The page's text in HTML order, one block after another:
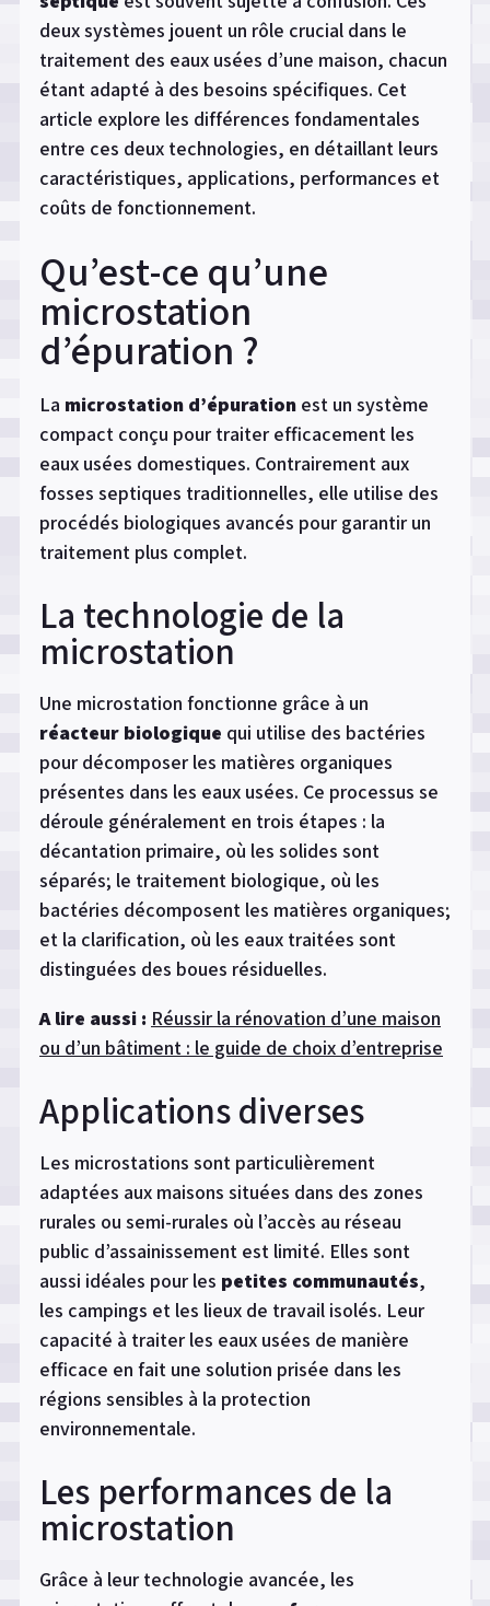
deux systèmes jouent un rôle crucial dans le
traitement des eaux usées d’une maison, chacun
étant adapté à des besoins spécifiques. Cet
article explore les différences fondamentales
entre ces deux technologies, en détaillant leurs
caractéristiques, applications, performances et
coûts de fonctionnement.
Qu’est-ce qu’une
microstation
d’épuration ?
La microstation d’épuration est un système
compact conçu pour traiter efficacement les
eaux usées domestiques. Contrairement aux
fosses septiques traditionnelles, elle utilise des
procédés biologiques avancés pour garantir un
traitement plus complet.
La technologie de la
microstation
Une microstation fonctionne grâce à un
réacteur biologique qui utilise des bactéries
pour décomposer les matières organiques
présentes dans les eaux usées. Ce processus se
déroule généralement en trois étapes : la
décantation primaire, où les solides sont
séparés; le traitement biologique, où les
bactéries décomposent les matières organiques;
et la clarification, où les eaux traitées sont
distinguées des boues résiduelles.
A lire aussi : Réussir la rénovation d’une maison
ou d’un bâtiment : le guide de choix d’entreprise
Applications diverses
Les microstations sont particulièrement
adaptées aux maisons situées dans des zones
rurales ou semi-rurales où l’accès au réseau
public d’assainissement est limité. Elles sont
aussi idéales pour les petites communautés,
les campings et les lieux de travail isolés. Leur
capacité à traiter les eaux usées de manière
efficace en fait une solution prisée dans les
régions sensibles à la protection
environnementale.
Les performances de la
microstation
Grâce à leur technologie avancée, les